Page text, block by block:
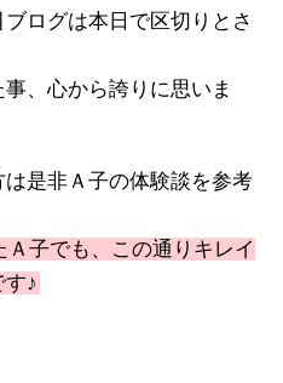
ログは本日で区切りとさ
、心から誇りに思いま
是非Ａ子の体験談を参考
子でも、この通りキレイ
♪